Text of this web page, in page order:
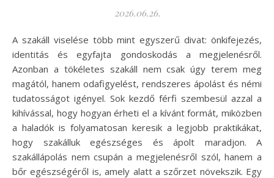
2026.06.26.
A szakáll viselése több mint egyszerű divat: önkifejezés,
identitás és egyfajta gondoskodás a megjelenésről.
Azonban a tökéletes szakáll nem csak úgy terem meg
magától, hanem odafigyelést, rendszeres ápolást és némi
tudatosságot igényel. Sok kezdő férfi szembesül azzal a
kihívással, hogy hogyan érheti el a kívánt formát, miközben
a haladók is folyamatosan keresik a legjobb praktikákat,
hogy szakálluk egészséges és ápolt maradjon. A
szakállápolás nem csupán a megjelenésről szól, hanem a
bőr egészségéről is, amely alatt a szőrzet növekszik. Egy